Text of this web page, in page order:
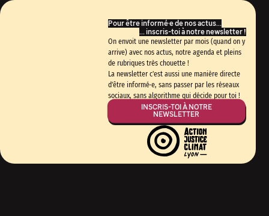
X
Pour être informé·e de nos actus...
... inscris-toi à notre newsletter !
On envoit une newsletter par mois (quand on y
arrive) avec nos actus, notre agenda et pleins
de rubriques très chouette !
La newsletter c'est aussi une manière directe
d'être informé·e, sans passer par les réseaux
sociaux, sans algorithme qui décide pour toi !
INSCRIS-TOI À NOTRE
NEWSLETTER